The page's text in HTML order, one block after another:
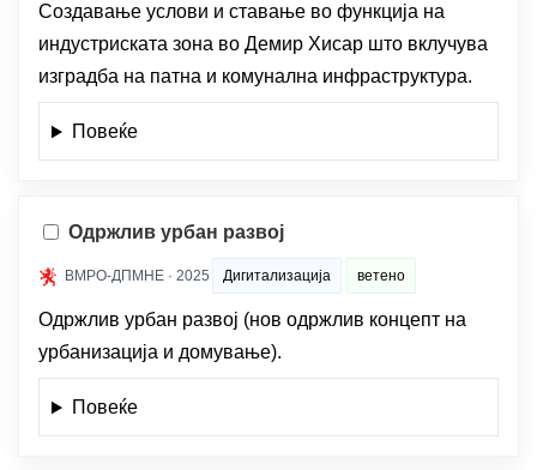
Создавање услови и ставање во функција на
индустриската зона во Демир Хисар што вклучува
изградба на патна и комунална инфраструктура.
Повеќе
Одржлив урбан развој
ВМРО-ДПМНЕ · 2025 Дигитализација ветено
Одржлив урбан развој (нов одржлив концепт на
урбанизација и домување).
Повеќе